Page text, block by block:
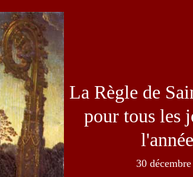
La Règle de
pour tous les
l'année
30 décembre